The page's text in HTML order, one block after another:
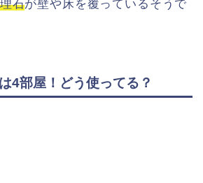
石が壁や床を覆っているそうで
4部屋！どう使ってる？